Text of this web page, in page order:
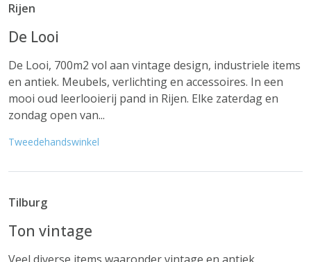
Rijen
De Looi
De Looi, 700m2 vol aan vintage design, industriele items
en antiek. Meubels, verlichting en accessoires. In een
mooi oud leerlooierij pand in Rijen. Elke zaterdag en
zondag open van...
Tweedehandswinkel
Tilburg
Ton vintage